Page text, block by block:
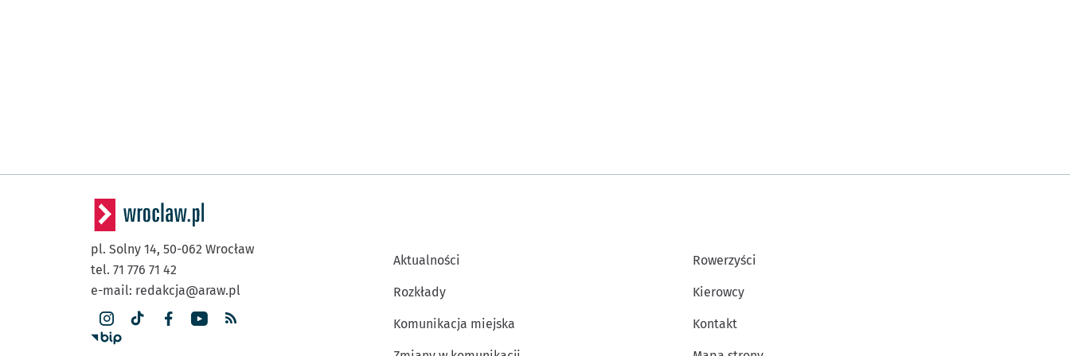
pl. Solny 14, 50-062 Wrocław
tel. 71 776 71 42
e-mail: redakcja@araw.pl
Aktualności
Rozkłady
Komunikacja miejska
Rowerzyści
Kierowcy
Kontakt